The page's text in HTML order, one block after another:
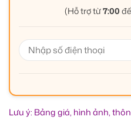
(Hỗ trợ từ7:00
Lưu ý: Bảng giá, hình ảnh,